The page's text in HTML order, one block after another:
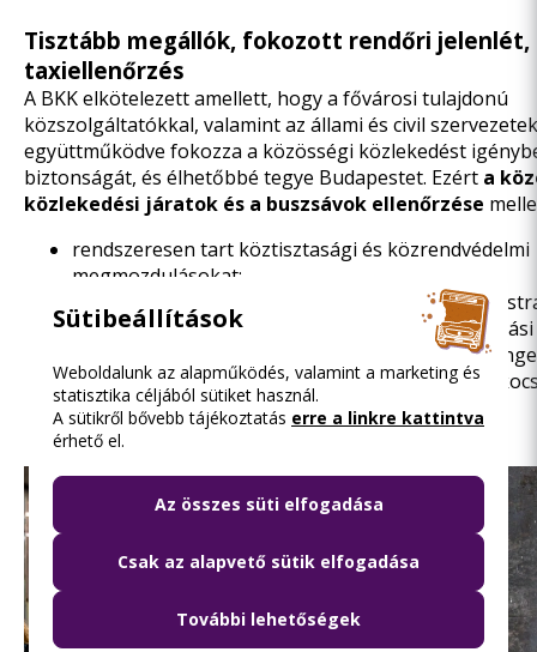
Tisztább megállók, fokozott rendőri jelenlét,
taxiellenőrzés
A BKK elkötelezett amellett, hogy a fővárosi tulajdonú
közszolgáltatókkal, valamint az állami és civil
együttműködve fokozza a közösségi közlekedést
biztonságát, és élhetőbbé tegye Budapestet. Ezért a
közlekedési járatok és a buszsávok ellenőrzése
rendszeresen tart köztisztasági és közrendvédelmi
megmozdulásokat;
sőt a BKK és a Budapesti Rendőr-főkapitányság
együttműködésekiterjed a Budapest
szolgáltató taxik, illetve az engedéllyel vagy az
személyszállítási feladatokat végző
is.
Sütibeállítások
Weboldalunk az alapműködés, valamint a marketing és
statisztika céljából sütiket használ.
A sütikről bővebb tájékoztatás erre a linkre kattintva
érhető el.
Az összes süti elfogadása
Csak az alapvető sütik elfogadása
További lehetőségek